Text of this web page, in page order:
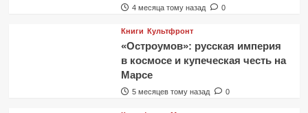
4 месяца тому назад 0
Книги Культфронт
«Остроумов»: русская империя
в космосе и купеческая честь на
Марсе
5 месяцев тому назад 0